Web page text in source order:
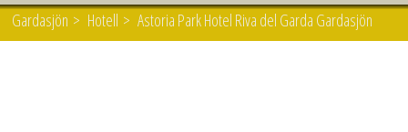
Gardasjön > Hotell > Astoria Park Hotel Riva del Garda Gardasjön